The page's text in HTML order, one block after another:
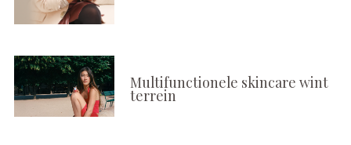
Multifunctionele skincare wint
terrein